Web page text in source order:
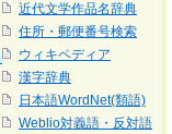
近代文学作品名辞典
住所・郵便番号検索
ウィキペディア
漢字辞典
日本語WordNet(類語)
Weblio対義語・反対語